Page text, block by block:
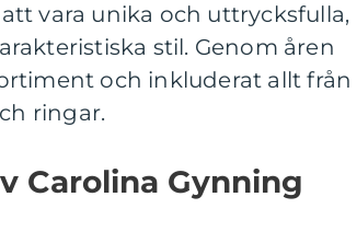
vara unika och uttrycksfulla,
stil. Genom åren
och inkluderat allt från
ringar.
Carolina Gynning